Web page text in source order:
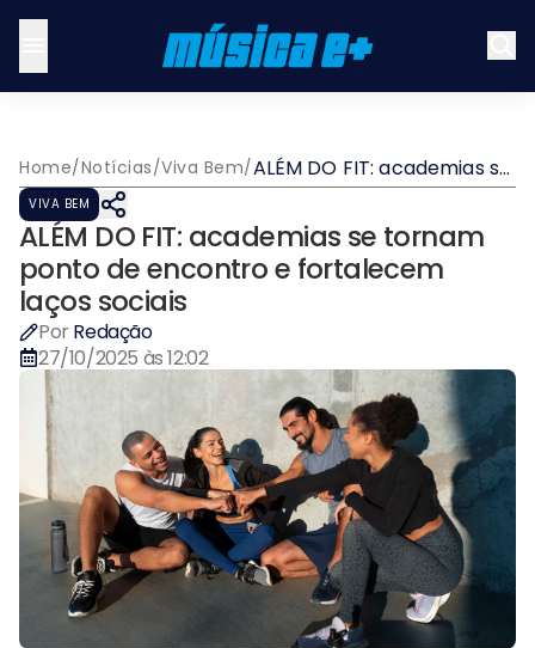
Home/Notícias/Viva Bem/ALÉM DO FIT: academias se
tornam ponto de encontro
VIVA BEM
ALÉM DO FIT: academias se tornam
ponto de encontro e fortalecem
laços sociais
Por Redação
27/10/2025 às 12:02